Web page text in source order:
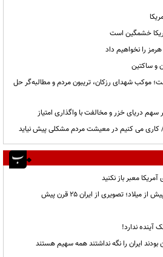
خشمگین است
را نخواهیم داد
و ساکتین
موکب شهدای رزکان، تریبون مردم و مطالبه‌گر حل
سهم دریای خزر و مخالفت با واگذاری امتیاز
کاری می کنیم در معیشت مردم مشکلی پیش نیاید
معبر باز نکنید
آینده ندارد!
بودند ایران را نگه نداشتند همه سهیم هستند